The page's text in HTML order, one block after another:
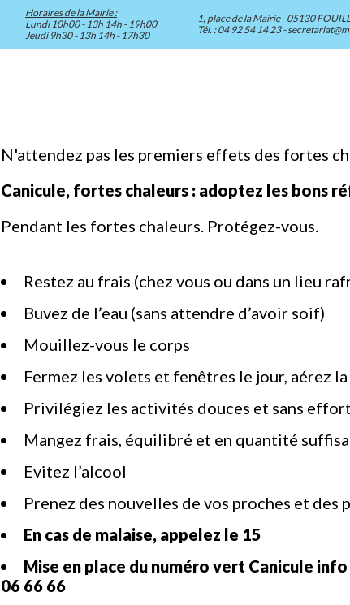
Horaires de la Mairie :
Lundi 10h00 - 13h 14h - 19h00
Jeudi 9h30 - 13h 14h - 17h30
1, place de la Mairie - 05130
Tél. : 04 92 54 14 23 -
N'attendez pas les premiers effets des fortes
Canicule, fortes chaleurs : adoptez les bons
Pendant les fortes chaleurs. Protégez-vous.
Restez au frais (chez vous ou dans un lieu
Buvez de l’eau (sans attendre d’avoir soif)
Mouillez-vous le corps
Fermez les volets et fenêtres le jour, aérez
Privilégiez les activités douces et sans effort
Mangez frais, équilibré et en quantité
Evitez l’alcool
Prenez des nouvelles de vos proches et des
En cas de malaise, appelez le 15
Mise en place du numéro vert Canicule info
06 66 66